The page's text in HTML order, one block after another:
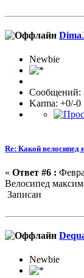
Newbie
Сообщений:
Karma: +0/-0
Re: Какой
« Ответ #6 :
Велосипед
Записан
Newbie